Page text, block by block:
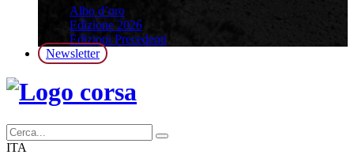
Albo d’oro
Edizione 2026
Edizioni Precedenti
Newsletter
ITA